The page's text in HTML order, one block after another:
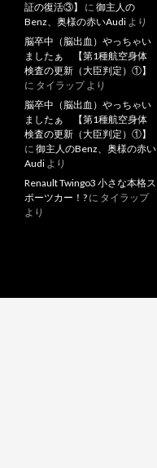
証の復活③】
に 御主人の
Benz、奥様の赤いAudi より
脳卒中（脳出血）やっちゃい
ましたぁ 【第1種航空身体
検査の更新（大臣判定）①】
に タイラップより
脳卒中（脳出血）やっちゃい
ましたぁ 【第1種航空身体
検査の更新（大臣判定）①】
に 御主人のBenz、奥様の赤い
Audi より
Renault Twingo3 小さな本格ス
ポーツカー！? に タイラップ
より